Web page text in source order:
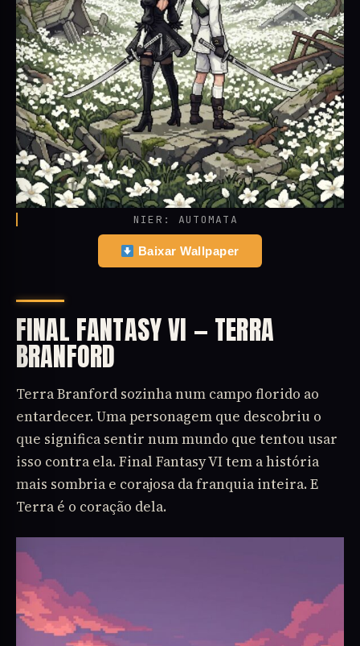
NIER: AUTOMATA
Baixar Wallpaper
FINAL FANTASY VI — TERRA
BRANFORD
Terra Branford sozinha num campo florido ao
entardecer. Uma personagem que descobriu o
que significa sentir num mundo que tentou usar
isso contra ela. Final Fantasy VI tem a história
mais sombria e corajosa da franquia inteira. E
Terra é o coração dela.